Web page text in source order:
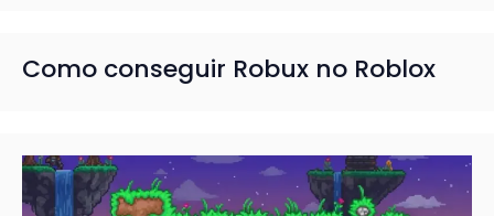
Como conseguir Robux no Roblox